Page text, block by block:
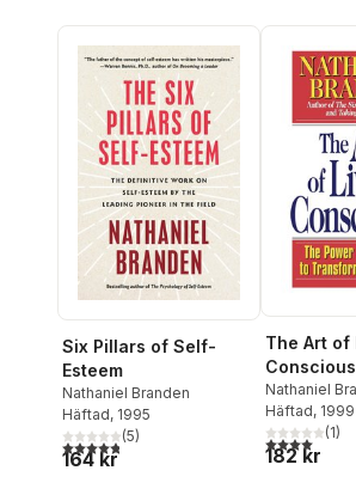
Six Pillars of Self-
Esteem
Nathaniel Branden
Häftad, 1995
4,8utav 5 stjärnor. Totalt antal röster:
(5)
164 kr
The Art of
Power of
to
Life
Nathaniel
Häftad, 1999
4,0utav 5(1)
182 kr